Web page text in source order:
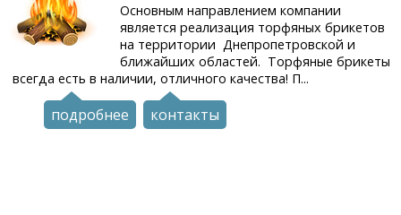
Основным направлением компании
является реализация торфяных брикетов
на территории Днепропетровской и
ближайших областей. Торфяные брикеты
всегда есть в наличии, отличного качества! П...
подробнее контакты